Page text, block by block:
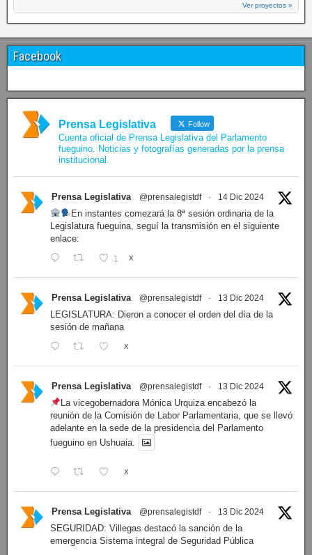
Ver proyectos »
Facebook
Prensa Legislativa Follow
Cuenta oficial de Prensa Legislativa del Parlamento
fueguino. Noticias y fotografías generadas por la prensa
institucional.
Prensa Legislativa @prensalegistdf · 14 Dic 2024
En instantes comezará la 8ª sesión ordinaria de la
Legislatura fueguina, seguí la transmisión en el siguiente
enlace:
1 X
Prensa Legislativa @prensalegistdf · 13 Dic 2024
LEGISLATURA: Dieron a conocer el orden del día de la
sesión de mañana
X
Prensa Legislativa @prensalegistdf · 13 Dic 2024
La vicegobernadora Mónica Urquiza encabezó la
reunión de la Comisión de Labor Parlamentaria, que se llevó
adelante en la sede de la presidencia del Parlamento
fueguino en Ushuaia.
X
Prensa Legislativa @prensalegistdf · 13 Dic 2024
SEGURIDAD: Villegas destacó la sanción de la
emergencia Sistema integral de Seguridad Pública